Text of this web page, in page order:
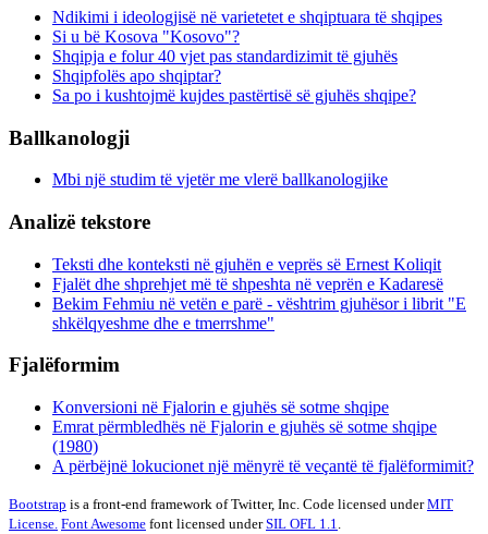
Ndikimi i ideologjisë në varietetet e shqiptuara të shqipes
Si u bë Kosova "Kosovo"?
Shqipja e folur 40 vjet pas standardizimit të gjuhës
Shqipfolës apo shqiptar?
Sa po i kushtojmë kujdes pastërtisë së gjuhës shqipe?
Ballkanologji
Mbi një studim të vjetër me vlerë ballkanologjike
Analizë tekstore
Teksti dhe konteksti në gjuhën e veprës së Ernest Koliqit
Fjalët dhe shprehjet më të shpeshta në veprën e Kadaresë
Bekim Fehmiu në vetën e parë - vështrim gjuhësor i librit "E
shkëlqyeshme dhe e tmerrshme"
Fjalëformim
Konversioni në Fjalorin e gjuhës së sotme shqipe
Emrat përmbledhës në Fjalorin e gjuhës së sotme shqipe
(1980)
A përbëjnë lokucionet një mënyrë të veçantë të fjalëformimit?
Bootstrap is a front-end framework of Twitter, Inc. Code licensed underMIT
License. Font Awesome font licensed underSIL OFL 1.1.